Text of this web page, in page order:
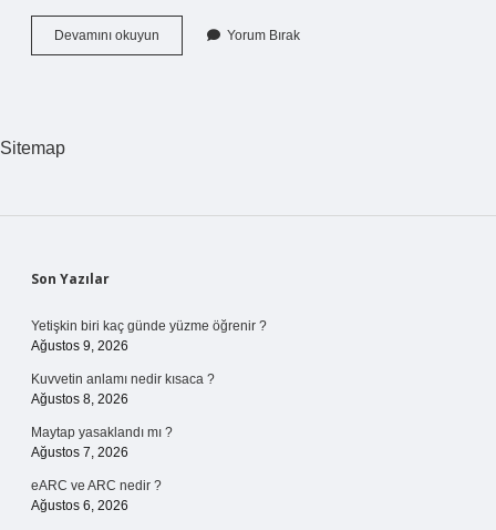
Devamını okuyun
Sarı
Yorum Bırak
Sitemap
Sidebar
Son Yazılar
Yetişkin biri kaç günde yüzme öğrenir ?
Ağustos 9, 2026
Kuvvetin anlamı nedir kısaca ?
Ağustos 8, 2026
Maytap yasaklandı mı ?
Ağustos 7, 2026
eARC ve ARC nedir ?
Ağustos 6, 2026